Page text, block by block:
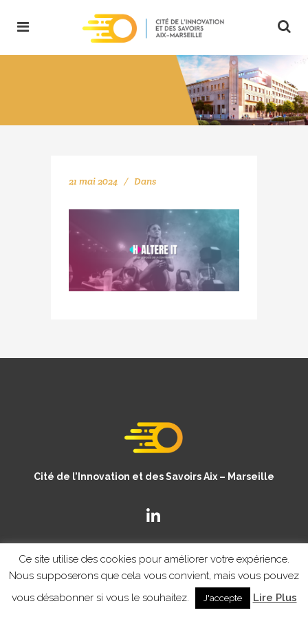
21 mai 2024 Dans
Cité de l’Innovation et des Savoirs Aix – Marseille
© Copyright CISAM 2020- MENTIONS LEGALES
Ce site utilise des cookies pour améliorer votre expérience.
Nous supposerons que cela vous convient, mais vous pouvez
vous désabonner si vous le souhaitez.
J'accepte Lire Plus